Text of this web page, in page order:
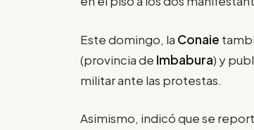
Este domingo, la Conaie
(provincia de Imbabura) y
militar ante las protestas.
Asimismo, indicó que se